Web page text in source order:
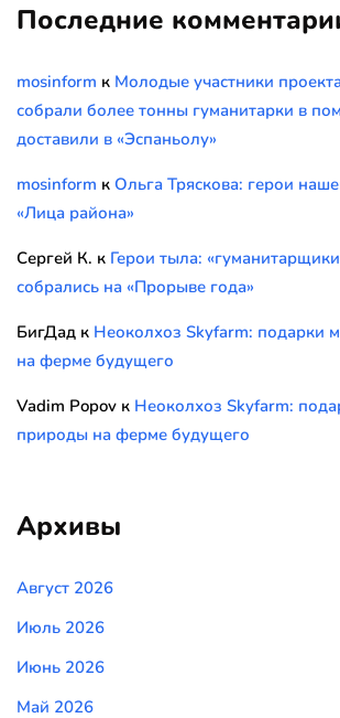
Последние
mosinform к Молодые участники
собрали более тонны гуманитарки в
доставили в «Эспаньолу»
mosinform к Ольга Тряскова: герои
«Лица района»
Сергей К. к Герои тыла:
собрались на «Прорыве года»
БигДад к Неоколхоз Skyfarm: подарки
на ферме будущего
Vadim Popov к Неоколхоз Skyfarm:
природы на ферме будущего
Архивы
Август 2026
Июль 2026
Июнь 2026
Май 2026